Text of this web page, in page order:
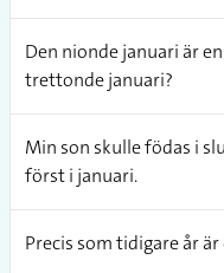
Den nionde januari är
trettonde januari?
Min son skulle födas i
först i januari.
Precis som tidigare år